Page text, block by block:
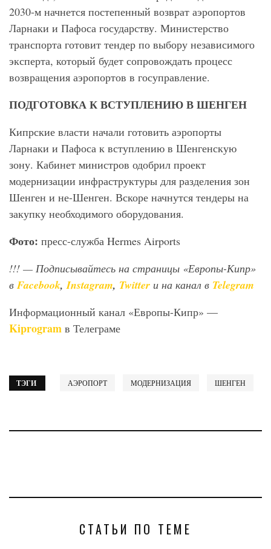
2030-м начнется постепенный возврат аэропортов
Ларнаки и Пафоса государству. Министерство
транспорта готовит тендер по выбору независимого
эксперта, который будет сопровождать процесс
возвращения аэропортов в госуправление.
ПОДГОТОВКА К ВСТУПЛЕНИЮ В ШЕНГЕН
Кипрские власти начали готовить аэропорты
Ларнаки и Пафоса к вступлению в Шенгенскую
зону. Кабинет министров одобрил проект
модернизации инфраструктуры для разделения зон
Шенген и не-Шенген. Вскоре начнутся тендеры на
закупку необходимого оборудования.
Фото: пресс-служба Hermes Airports
!!! — Подписывайтесь на страницы «Европы-Кипр»
вFacebook,Instagram, Twitter и на канал в Telegram
Информационный канал «Европы-Кипр» —
Kiprogram в Телеграме
ТЭГИ АЭРОПОРТ МОДЕРНИЗАЦИЯ ШЕНГЕН
СТАТЬИ ПО ТЕМЕ